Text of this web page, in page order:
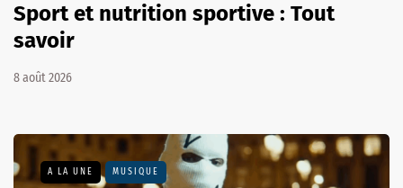
Sport et nutrition sportive : Tout
savoir
8 août 2026
A LA UNE MUSIQUE